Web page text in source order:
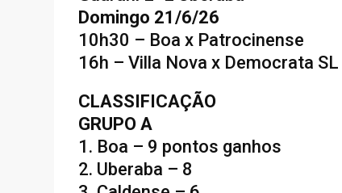
Domingo 21/6/26
10h30 – Boa x Patrocinense
16h – Villa Nova x Democrata SL
CLASSIFICAÇÃO
GRUPO A
1. Boa – 9 pontos ganhos
2. Uberaba – 8